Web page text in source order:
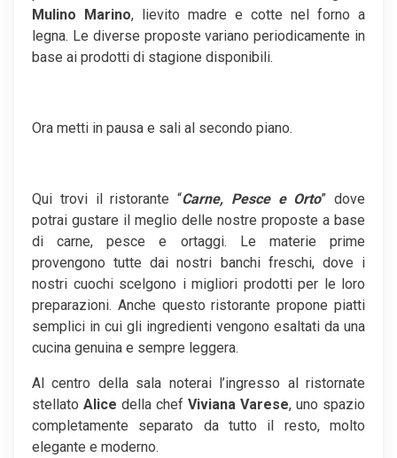
Mulino Marino, lievito madre e cotte nel forno a
legna. Le diverse proposte variano periodicamente in
base ai prodotti di stagione disponibili.
Ora metti in pausa e sali al secondo piano.
Qui trovi il ristorante “Carne, Pesce e Orto” dove
potrai gustare il meglio delle nostre proposte a base
di carne, pesce e ortaggi. Le materie prime
provengono tutte dai nostri banchi freschi, dove i
nostri cuochi scelgono i migliori prodotti per le loro
preparazioni. Anche questo ristorante propone piatti
semplici in cui gli ingredienti vengono esaltati da una
cucina genuina e sempre leggera.
Al centro della sala noterai l’ingresso al ristornate
stellato Alice della chef Viviana Varese, uno spazio
completamente separato da tutto il resto, molto
elegante e moderno.